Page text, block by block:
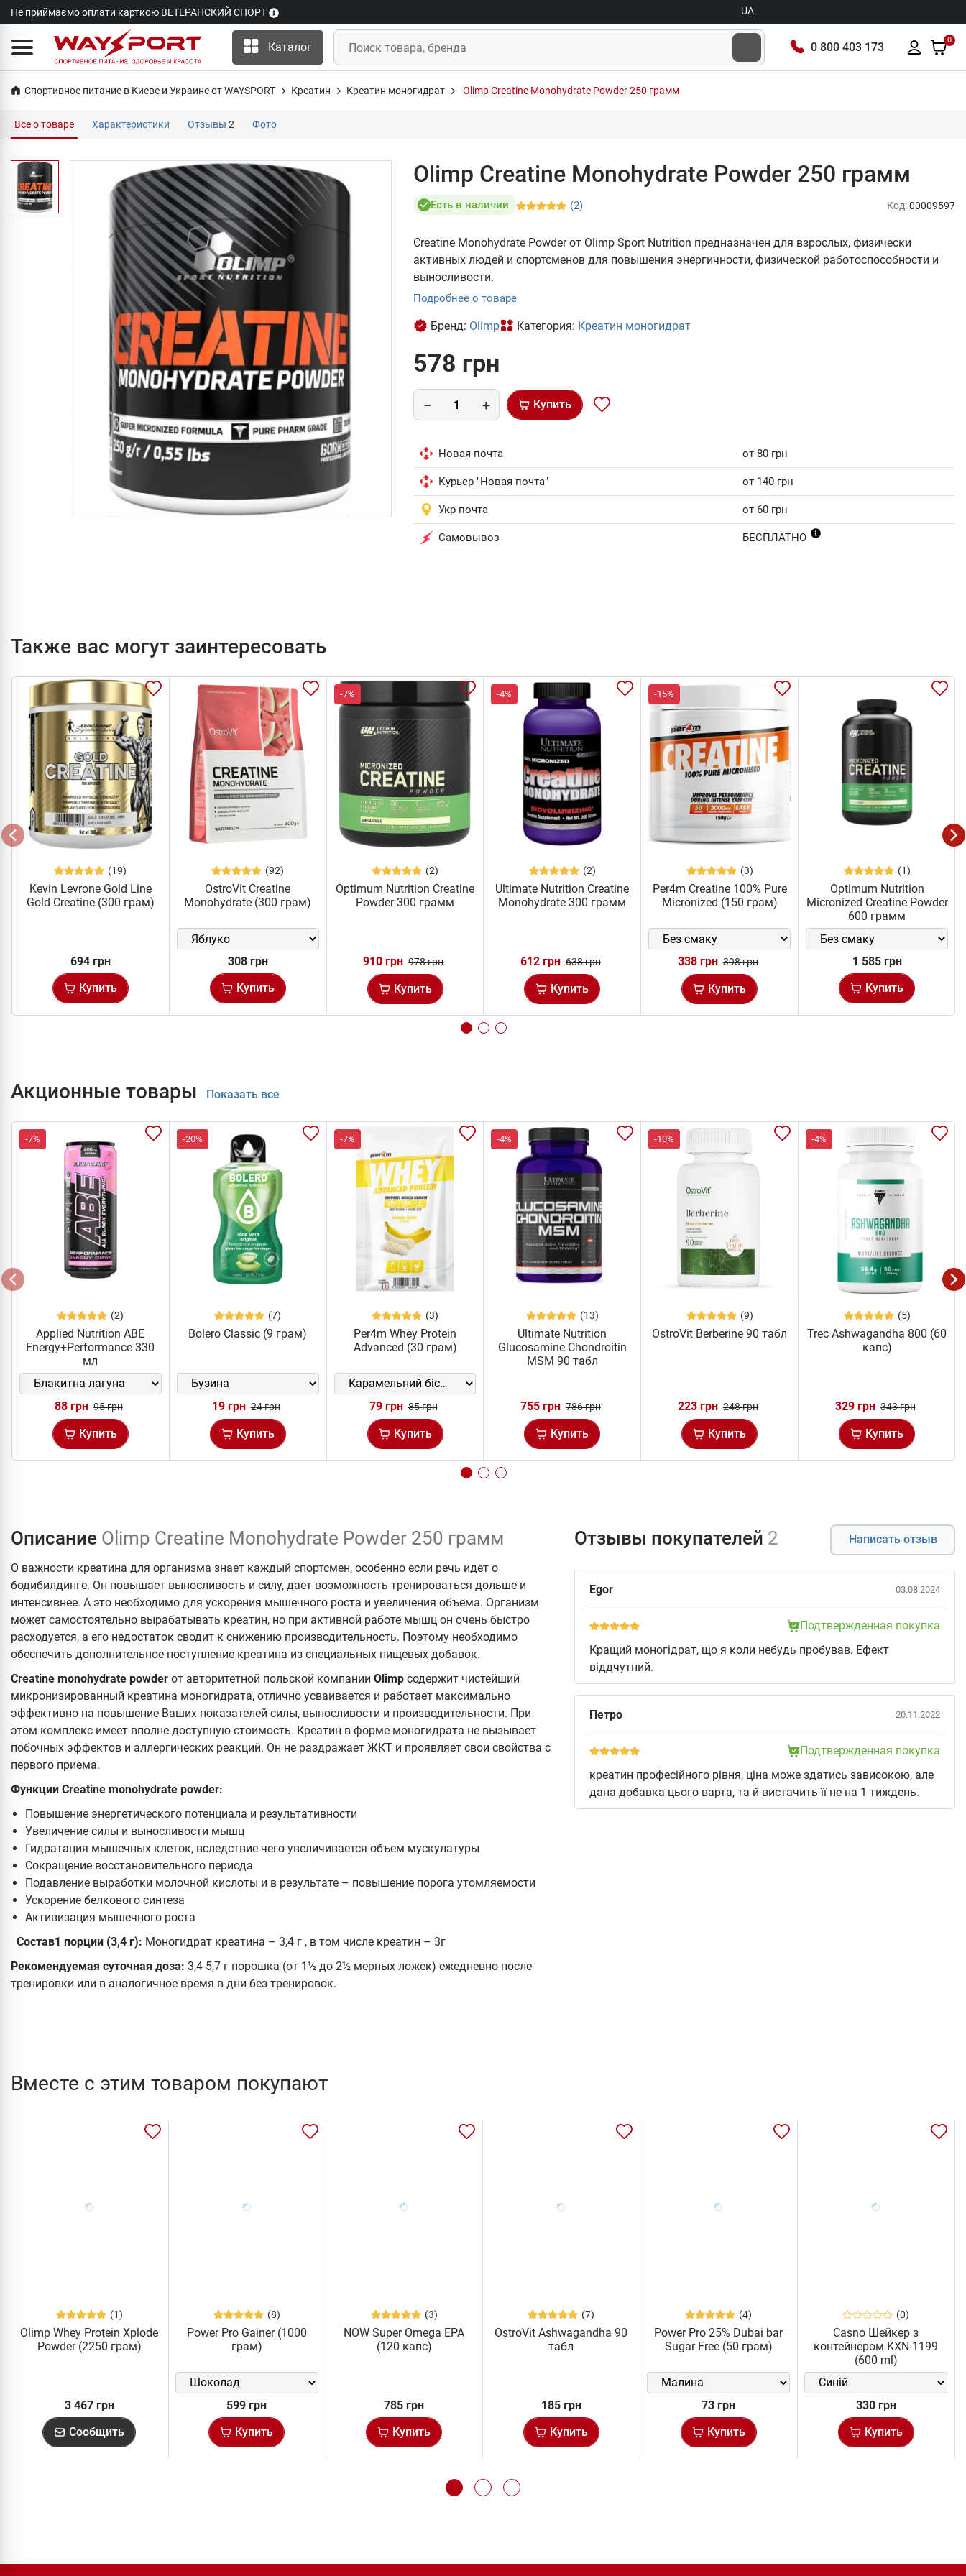
Не приймаємо оплати карткою ВЕТЕРАНСКИЙ СПОРТ UA
Каталог 0 800 403 173
0
Спортивное питание в Киеве и Украине от WAYSPORT Креатин Креатин моногидрат Olimp Creatine Monohydrate Powder 250 грамм
Все о товаре Характеристики Отзывы 2 Фото
Olimp Creatine Monohydrate Powder 250 грамм
Есть в наличии (2) Код:00009597
Creatine Monohydrate Powder от Olimp Sport Nutrition предназначен для взрослых, физически
активных людей и спортсменов для повышения энергичности, физической работоспособности и
выносливости.
Подробнее о товаре
Бренд: Olimp Категория: Креатин моногидрат
578 грн
Купить
Новая почта от 80 грн
Курьер "Новая почта" от 140 грн
Укр почта от 60 грн
Самовывоз БЕСПЛАТНО
Также вас могут заинтересовать
(19)
Kevin Levrone Gold Line
Gold Creatine (300 грам)
694 грн
Купить
(92)
OstroVit Creatine
Monohydrate (300 грам)
308 грн
Купить
-7%
(2)
Optimum Nutrition Creatine
Powder 300 грамм
910 грн 978 грн
Купить
-4%
(2)
Ultimate Nutrition Creatine
Monohydrate 300 грамм
612 грн 638 грн
Купить
-15%
(3)
Per4m Creatine 100% Pure
Micronized (150 грам)
338 грн 398 грн
Купить
(1)
Optimum Nutrition
Micronized Creatine Powder
600 грамм
1 585 грн
Купить
Акционные товары Показать все
-7%
(2)
Applied Nutrition ABE
Energy+Performance 330
мл
88 грн 95 грн
Купить
-20%
(7)
Bolero Classic (9 грам)
19 грн 24 грн
Купить
-7%
(3)
Per4m Whey Protein
Advanced (30 грам)
79 грн 85 грн
Купить
-4%
(13)
Ultimate Nutrition
Glucosamine Chondroitin
MSM 90 табл
755 грн 786 грн
Купить
-10%
(9)
OstroVit Berberine 90 табл
223 грн 248 грн
Купить
-4%
(5)
Trec Ashwagandha 800 (60
капс)
329 грн 343 грн
Купить
Описание Olimp Creatine Monohydrate Powder 250 грамм
О важности креатина для организма знает каждый спортсмен, особенно если речь идет о
бодибилдинге. Он повышает выносливость и силу, дает возможность тренироваться дольше и
интенсивнее. А это необходимо для ускорения мышечного роста и увеличения объема. Организм
может самостоятельно вырабатывать креатин, но при активной работе мышц он очень быстро
расходуется, а его недостаток сводит к снижению производительность. Поэтому необходимо
обеспечить дополнительное поступление креатина из специальных пищевых добавок.
Creatine monohydrate powder от авторитетной польской компании Olimp содержит чистейший
микронизированный креатина моногидрата, отлично усваивается и работает максимально
эффективно на повышение Ваших показателей силы, выносливости и производительности. При
этом комплекс имеет вполне доступную стоимость. Креатин в форме моногидрата не вызывает
побочных эффектов и аллергических реакций. Он не раздражает ЖКТ и проявляет свои свойства с
первого приема.
Функции Creatine monohydrate powder:
Повышение энергетического потенциала и результативности
Увеличение силы и выносливости мышц
Гидратация мышечных клеток, вследствие чего увеличивается объем мускулатуры
Сокращение восстановительного периода
Подавление выработки молочной кислоты и в результате – повышение порога утомляемости
Ускорение белкового синтеза
Активизация мышечного роста
Состав1 порции (3,4 г): Моногидрат креатина – 3,4 г , в том числе креатин – 3г
Рекомендуемая суточная доза: 3,4-5,7 г порошка (от 1½ до 2½ мерных ложек) ежедневно после
тренировки или в аналогичное время в дни без тренировок.
Отзывы покупателей 2 Написать отзыв
Egor 03.08.2024
Подтвержденная покупка
Кращий моногідрат, що я коли небудь пробував. Ефект
віддчутний.
Петро 20.11.2022
Подтвержденная покупка
креатин професійного рівня, ціна може здатись зависокою, але
дана добавка цього варта, та й вистачить її не на 1 тиждень.
Вместе с этим товаром покупают
(1)
Olimp Whey Protein Xplode
Powder (2250 грам)
3 467 грн
Сообщить
(8)
Power Pro Gainer (1000
грам)
599 грн
Купить
(3)
NOW Super Omega EPA
(120 капс)
785 грн
Купить
(7)
OstroVit Ashwagandha 90
табл
185 грн
Купить
(4)
Power Pro 25% Dubai bar
Sugar Free (50 грам)
73 грн
Купить
(0)
Casno Шейкер з
контейнером KXN-1199
(600 ml)
330 грн
Купить